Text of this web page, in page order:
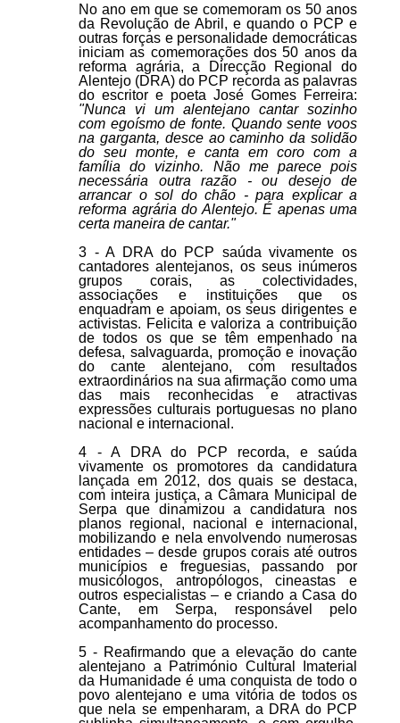
No ano em que se comemoram os 50 anos
da Revolução de Abril, e quando o PCP e
outras forças e personalidade democráticas
iniciam as comemorações dos 50 anos da
reforma agrária, a Direcção Regional do
Alentejo (DRA) do PCP recorda as palavras
do escritor e poeta José Gomes Ferreira:
"Nunca vi um alentejano cantar sozinho
com egoísmo de fonte. Quando sente voos
na garganta, desce ao caminho da solidão
do seu monte, e canta em coro com a
família do vizinho. Não me parece pois
necessária outra razão - ou desejo de
arrancar o sol do chão - para explicar a
reforma agrária do Alentejo. É apenas uma
certa maneira de cantar."
3 - A DRA do PCP saúda vivamente os
cantadores alentejanos, os seus inúmeros
grupos corais, as colectividades,
associações e instituições que os
enquadram e apoiam, os seus dirigentes e
activistas. Felicita e valoriza a contribuição
de todos os que se têm empenhado na
defesa, salvaguarda, promoção e inovação
do cante alentejano, com resultados
extraordinários na sua afirmação como uma
das mais reconhecidas e atractivas
expressões culturais portuguesas no plano
nacional e internacional.
4 - A DRA do PCP recorda, e saúda
vivamente os promotores da candidatura
lançada em 2012, dos quais se destaca,
com inteira justiça, a Câmara Municipal de
Serpa que dinamizou a candidatura nos
planos regional, nacional e internacional,
mobilizando e nela envolvendo numerosas
entidades – desde grupos corais até outros
municípios e freguesias, passando por
musicólogos, antropólogos, cineastas e
outros especialistas – e criando a Casa do
Cante, em Serpa, responsável pelo
acompanhamento do processo.
5 - Reafirmando que a elevação do cante
alentejano a Património Cultural Imaterial
da Humanidade é uma conquista de todo o
povo alentejano e uma vitória de todos os
que nela se empenharam, a DRA do PCP